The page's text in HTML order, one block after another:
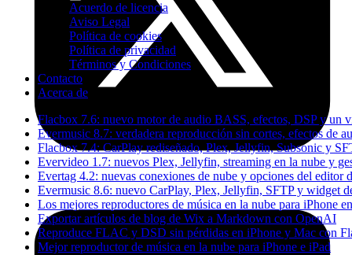
Acuerdo de licencia
Aviso Legal
Política de cookies
Política de privacidad
Términos y Condiciones
Contacto
Acerca de
Flacbox 7.6: nuevo motor de audio BASS, efectos, DSP y un
Evermusic 8.7: verdadera reproducción sin cortes, efectos de
Flacbox 7.4: CarPlay rediseñado, Plex, Jellyfin, Subsonic y
Evervideo 1.7: nuevos Plex, Jellyfin, streaming en la nube y
Evertag 4.2: nuevas conexiones de nube y opciones del editor
Evermusic 8.6: nuevo CarPlay, Plex, Jellyfin, SFTP y widget
Los mejores reproductores de música en la nube para iPhone
Exportar artículos de blog de Wix a Markdown con OpenAI
Reproduce FLAC y DSD sin pérdidas en iPhone y Mac con
Mejor reproductor de música en la nube para iPhone e iPad